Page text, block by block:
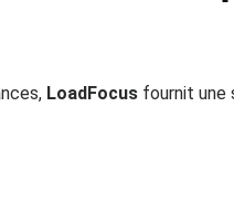
LoadFocus fournit une